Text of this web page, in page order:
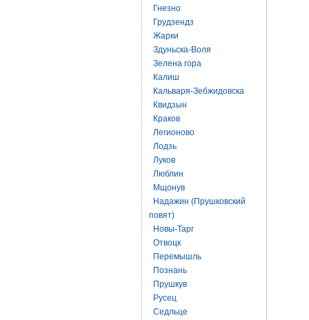
Гнезно
Грудзендз
Жарки
Здуньска-Воля
Зелена гора
Калиш
Кальваря-Зебжидовска
Квидзын
Краков
Легионово
Лодзь
Луков
Люблин
Мщонув
Надажин (Прушковский
повят)
Новы-Тарг
Отвоцк
Перемышль
Познань
Прушкув
Русец
Седльце